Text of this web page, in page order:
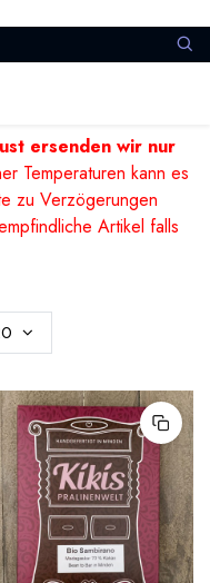
ersenden wir nur
Temperaturen kann es
zu Verzögerungen
Artikel falls